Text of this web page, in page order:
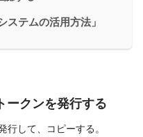
テムの活用方法」
クンを発行する
行して、コピーする。